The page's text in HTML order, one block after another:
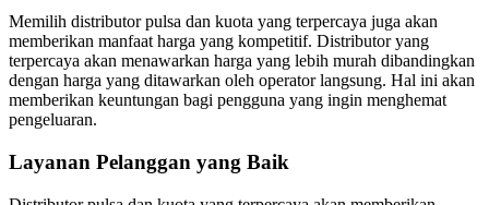
Memilih distributor pulsa dan kuota yang terpercaya juga akan
memberikan manfaat harga yang kompetitif. Distributor yang
terpercaya akan menawarkan harga yang lebih murah dibandingkan
dengan harga yang ditawarkan oleh operator langsung. Hal ini akan
memberikan keuntungan bagi pengguna yang ingin menghemat
pengeluaran.
Layanan Pelanggan yang Baik